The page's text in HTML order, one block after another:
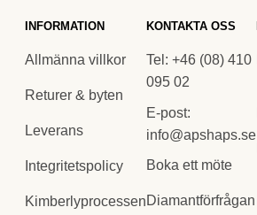
INFORMATION
Allmänna villkor
Returer & byten
Leverans
Integritetspolicy
Kimberlyprocessen
KONTAKTA OSS
Tel: +46 (08) 410
095 02
E-post:
info@apshaps.se
Boka ett möte
Diamantförfrågan